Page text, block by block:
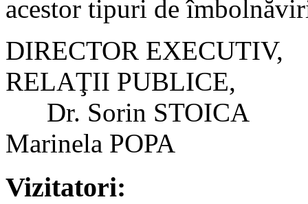
acestor tipuri de
DIRECTOR
RELAŢII PUBLICE,
Dr. Sorin
Marinela POPA
Vizitatori: